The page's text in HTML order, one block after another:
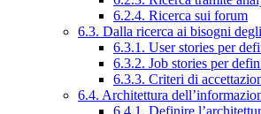
6.2.4. Ricerca sui forum
6.3. Dalla ricerca ai bisogni
6.3.1. User stories per
6.3.2. Job stories per
6.3.3. Criteri di
6.4. Architettura
6.4.1. Definire